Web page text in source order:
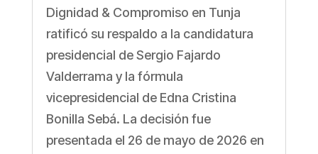
Dignidad & Compromiso en Tunja
ratificó su respaldo a la candidatura
presidencial de Sergio Fajardo
Valderrama y la fórmula
vicepresidencial de Edna Cristina
Bonilla Sebá. La decisión fue
presentada el 26 de mayo de 2026 en